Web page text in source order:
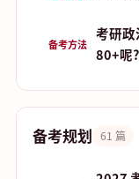
备考方法
考研
80+呢?
备考规划 61 篇